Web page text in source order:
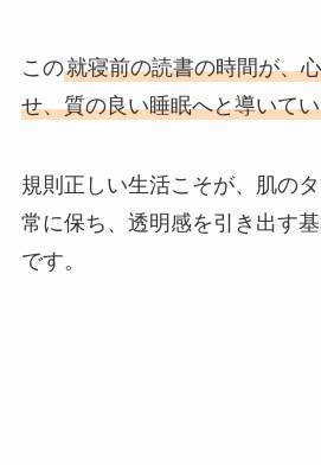
この就寝前の読書の時間が、
せ、質の良い睡眠へと導いて
規則正しい生活こそが、肌の
常に保ち、透明感を引き出す
です。